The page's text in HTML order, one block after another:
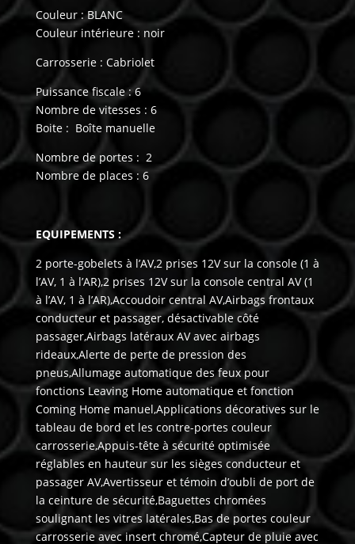
Couleur : BLANC
Couleur intérieure : noir
Carrosserie : Cabriolet
Puissance fiscale : 6
Nombre de vitesses : 6
Boite : Boîte manuelle
Nombre de portes : 2
Nombre de places : 6
EQUIPEMENTS :
2 porte-gobelets à l’AV,2 prises 12V sur la console (1 à
l’AV, 1 à l’AR),2 prises 12V sur la console central AV (1
à l’AV, 1 à l’AR),Accoudoir central AV,Airbags frontaux
conducteur et passager, désactivable côté
passager,Airbags latéraux AV avec airbags
rideaux,Alerte de perte de pression des
pneus,Allumage automatique des feux pour
fonctions Leaving Home automatique et fonction
Coming Home manuel,Applications décoratives sur le
tableau de bord et les contre-portes couleur
carrosserie,Appuis-tête à sécurité optimisée
réglables en hauteur sur les sièges conducteur et
passager AV,Avertisseur et témoin d’oubli de port de
la ceinture de sécurité,Baguettes chromées
soulignant les vitres latérales,Bas de portes couleur
carrosserie avec insert chromé,Capteur de pluie avec